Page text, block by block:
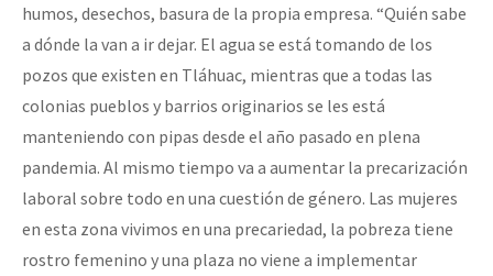
humos, desechos, basura de la propia empresa. “Quién sabe
a dónde la van a ir dejar. El agua se está tomando de los
pozos que existen en Tláhuac, mientras que a todas las
colonias pueblos y barrios originarios se les está
manteniendo con pipas desde el año pasado en plena
pandemia. Al mismo tiempo va a aumentar la precarización
laboral sobre todo en una cuestión de género. Las mujeres
en esta zona vivimos en una precariedad, la pobreza tiene
rostro femenino y una plaza no viene a implementar